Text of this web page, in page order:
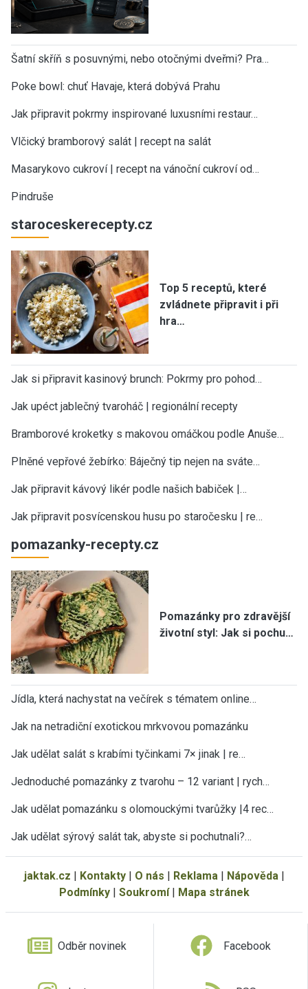
Šatní skříň s posuvnými, nebo otočnými dveřmi? Pra…
Poke bowl: chuť Havaje, která dobývá Prahu
Jak připravit pokrmy inspirované luxusními restaur…
Vlčický bramborový salát | recept na salát
Masarykovo cukroví | recept na vánoční cukroví od…
Pindruše
staroceskerecepty.cz
Top 5 receptů, které
zvládnete připravit i při
hra…
Jak si připravit kasinový brunch: Pokrmy pro pohod…
Jak upéct jablečný tvaroháč | regionální recepty
Bramborové kroketky s makovou omáčkou podle Anuše…
Plněné vepřové žebírko: Báječný tip nejen na sváte…
Jak připravit kávový likér podle našich babiček |…
Jak připravit posvícenskou husu po staročesku | re…
pomazanky-recepty.cz
Pomazánky pro zdravější
životní styl: Jak si pochu…
Jídla, která nachystat na večírek s tématem online…
Jak na netradiční exotickou mrkvovou pomazánku
Jak udělat salát s krabími tyčinkami 7× jinak | re…
Jednoduché pomazánky z tvarohu – 12 variant | rych…
Jak udělat pomazánku s olomouckými tvarůžky |4 rec…
Jak udělat sýrový salát tak, abyste si pochutnali?…
jaktak.cz | Kontakty| O nás | Reklama| Nápověda|
Podmínky| Soukromí| Mapa stránek
Odběr novinek Facebook